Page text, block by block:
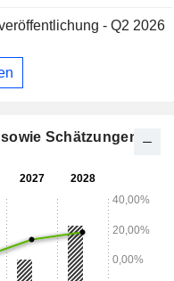
Unternehmen ist zudem
GPU-Chips tätig.
- Q2 2026
Schätzungen